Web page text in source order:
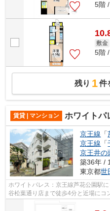
5階
敷金
5階
残り 1件
賃貸 | マンション ホワイトパ
京王線 「
京王線 「
京王井の
築36年 /
東京都世
ホワイトパレス：京王線芦花公園駅
谷松葉通り店まで徒歩4分と近場にコ